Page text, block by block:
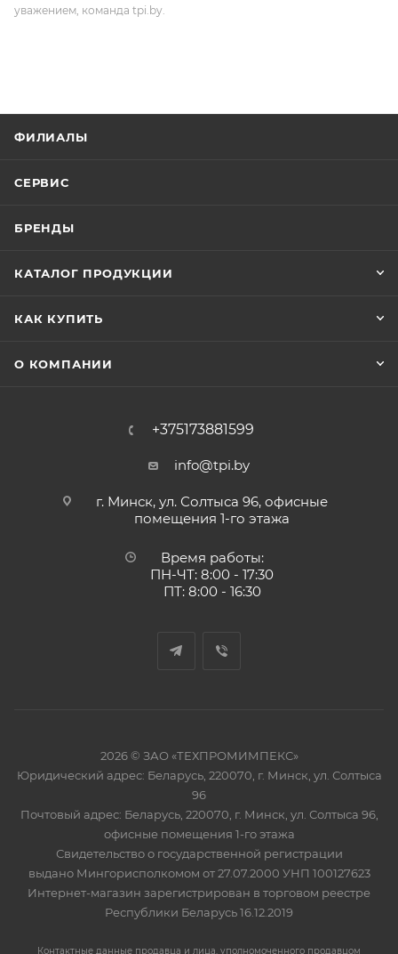
уважением, команда tpi.by.
ФИЛИАЛЫ
СЕРВИС
БРЕНДЫ
КАТАЛОГ ПРОДУКЦИИ
КАК КУПИТЬ
О КОМПАНИИ
+375173881599
info@tpi.by
г. Минск, ул. Солтыса 96, офисные
помещения 1-го этажа
Время работы:
ПН-ЧТ: 8:00 - 17:30
ПТ: 8:00 - 16:30
2026 © ЗАО «ТЕХПРОМИМПЕКС»
Юридический адрес: Беларусь, 220070, г. Минск, ул. Солтыса
96
Почтовый адрес: Беларусь, 220070, г. Минск, ул. Солтыса 96,
офисные помещения 1-го этажа
Свидетельство о государственной регистрации
выдано Мингорисполкомом от 27.07.2000 УНП 100127623
Интернет-магазин зарегистрирован в торговом реестре
Республики Беларусь 16.12.2019
Контактные данные продавца и лица, уполномоченного продавцом